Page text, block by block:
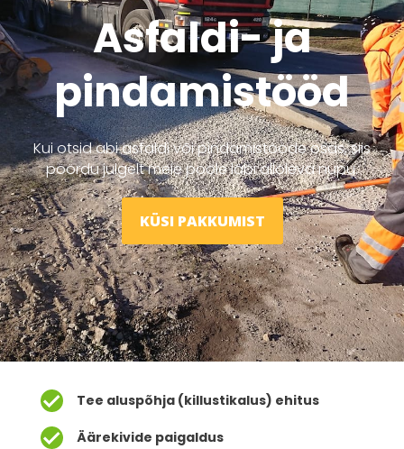
Asfaldi- ja
pindamistööd
Kui otsid abi asfaldi või pindamistööde osas, siis
pöördu julgelt meie poole läbi alloleva nupu.
KÜSI PAKKUMIST
Tee aluspõhja (killustikalus) ehitus
Äärekivide paigaldus